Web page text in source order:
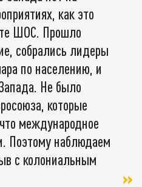
как это
ШОС. Прошло
собрались лидеры
по населению, и
Не было
которые
международное
Поэтому наблюдаем
с колониальным